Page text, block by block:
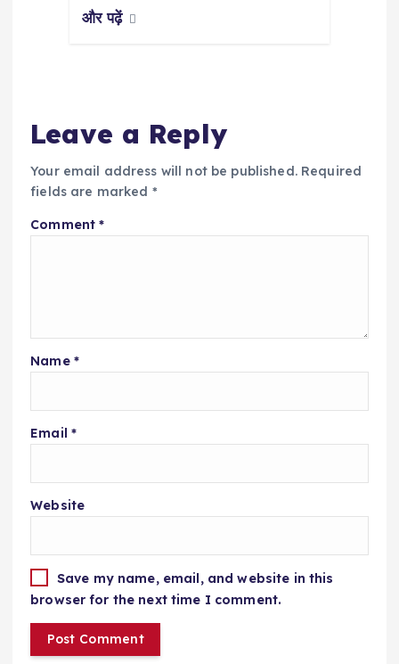
और पढ़ें
Leave a Reply
Your email address will not be published. Required
fields are marked *
Comment*
Name *
Email *
Website
Save my name, email, and website in this
browser for the next time I comment.